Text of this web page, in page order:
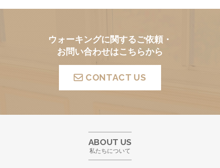
ウォーキングに関するご依頼・
お問い合わせはこちらから
CONTACT US
ABOUT US
私たちについて